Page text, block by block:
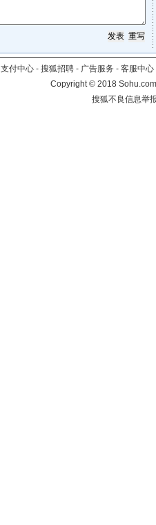
支付中心 - 搜狐招聘 - 广告服务 - 客服中心
Copyright©2018
搜狐不良信息举